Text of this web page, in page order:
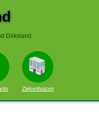
Dirksland
Ziekenhuizen